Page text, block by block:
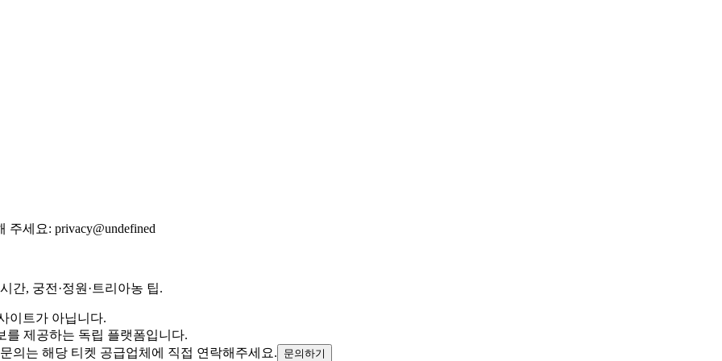
주세요: privacy@undefined
간, 궁전·정원·트리아농 팁.
이트가 아닙니다.
를 제공하는 독립 플랫폼입니다.
의는 해당 티켓 공급업체에 직접 연락해주세요.
문의하기